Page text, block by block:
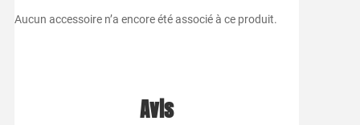
Aucun accessoire n’a encore été associé à ce produit.
Avis